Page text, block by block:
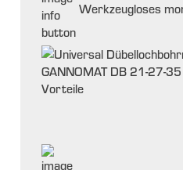
Werkzeugloses